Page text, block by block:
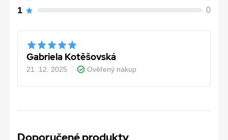
1 0
Gabriela Kotěšovská
21. 12. 2025 Ověřený nákup
Doporučené produkty